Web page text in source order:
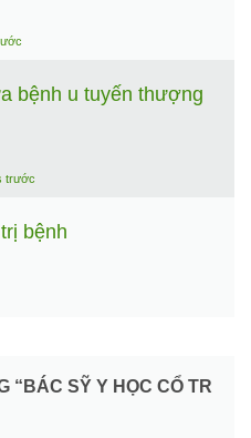
bệnh u tuyến thượng
trước
bệnh
“BÁC SỸ Y HỌC CỔ TR